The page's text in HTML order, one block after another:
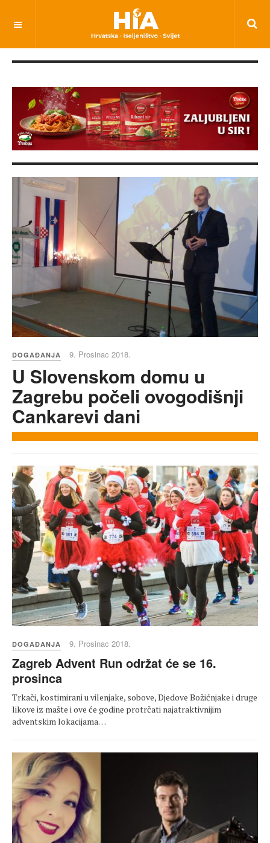
DOGAĐANJA 9. Prosinac 2018.
U Slovenskom domu u
Zagrebu počeli ovogodišnji
Cankarevi dani
DOGAĐANJA 9. Prosinac 2018.
Zagreb Advent Run održat će se 16.
prosinca
Trkači, kostimirani u vilenjake, sobove, Djedove Božićnjake i druge
likove iz mašte i ove će godine protrčati najatraktivnijim
adventskim lokacijama…